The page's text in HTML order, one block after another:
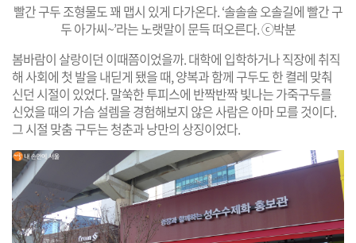
빨간 구두 조형물도 꽤 맵시 있게 다가온다. ‘솔솔솔 오솔길에 빨간 구
두 아가씨~’라는 노랫말이 문득 떠오른다. ⓒ박분
봄바람이 살랑이던 이때쯤이었을까. 대학에 입학하거나 직장에 취직
해 사회에 첫 발을 내딛게 됐을 때, 양복과 함께 구두도 한 켤레 맞춰
신던 시절이 있었다. 말쑥한 투피스에 반짝반짝 빛나는 가죽구두를
신었을 때의 가슴 설렘을 경험해보지 않은 사람은 아마 모를 것이다.
그 시절 맞춤 구두는 청춘과 낭만의 상징이었다.